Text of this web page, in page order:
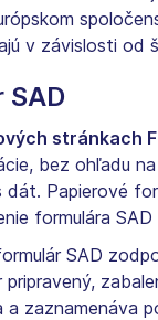
v závislosti od
stránkach
bez ohľadu
Papierové
formulára
SAD
zaznamenáva